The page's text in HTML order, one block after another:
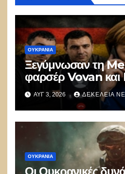
ΟΥΚΡΑΝΊΑ
Ξεγύμνωσαν τη
φαρσέρ Vovan και
συμφωνίες του
απάτη
ΑΥΓ 3, 2026 ΔΕΚΈΛΕΙΑ
ΟΥΚΡΑΝΊΑ